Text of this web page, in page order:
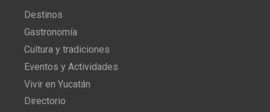
Destinos
Gastronomía
Cultura y tradiciones
Eventos y Actividades
Vivir en Yucatán
Directorio